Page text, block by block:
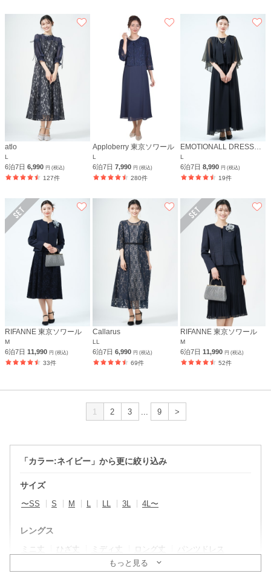
atlo
L
6泊7日 6,990 円 (税込)
127件
Apploberry 東京ソワール
L
6泊7日7,990円 (税込)
280件
EMOTIONALL DRESSES 東京ソワール
L
6泊7日8,990円 (税込)
19件
RIFANNE 東京ソワール
M
6泊7日 11,990 円 (税込)
33件
Callarus
LL
6泊7日6,990円 (税込)
69件
RIFANNE 東京ソワール
M
6泊7日11,990円 (税込)
52件
1 2 3 ... 9 >
「カラー:ネイビー」から更に絞り込み
サイズ
〜SS S M L LL 3L 4L〜
レングス
ミニ丈 ひざ丈 ミディ丈 ロング丈 パンツドレス
もっと見る